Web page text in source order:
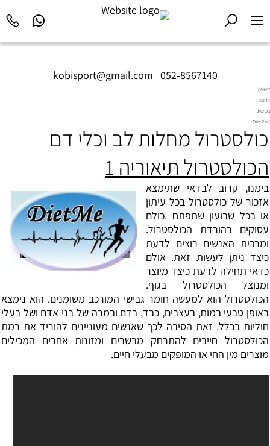
kobisport@gmail.com 052-8567140
דיאטה
ותזונה
בשיטת
Diet2All:
שמאחורי
המושלם.
כולסטרול מחלות לב וכלי דם
הכולסטרול תיאוריה 1
בימנו, קרוב לבדאי שתימצא
אזכור של כולסטרול בכל עיתון
או בכל שבועון שתפתח .כולם
עסוקים בהורדת הכולסטרול.
ומרבית האנשים רוצים לדעת
כיצד ניתן לעשות זאת. אולם
כדאי תחילה לדעת כיצד מיוצר
ומנוצל הכולסטרול בגוף.
הכולסטרול הוא למעשה חומר גבישי המורכב משומנים. הוא נימצא
באופן טבעי במוח, בעצבים, כבד, בדם ובמרה של בני אדם ושל בעלי
חוליות בכלל. זאת הסיבה לכך שאנשים מעוניינים להוריד את רמת
הכולסטרול חייבים להתרחק מבשרים ומזונות אחרים המכילים
מוצרים מין החי או המופקים מבעלי חיים.